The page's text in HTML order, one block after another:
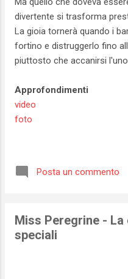
divertente si trasforma
La gioia tornerà quando i
fortino e distruggerlo fino
piuttosto che accanirsi
Approfondimenti
video
foto
Posta un commento
Miss Peregrine -
speciali